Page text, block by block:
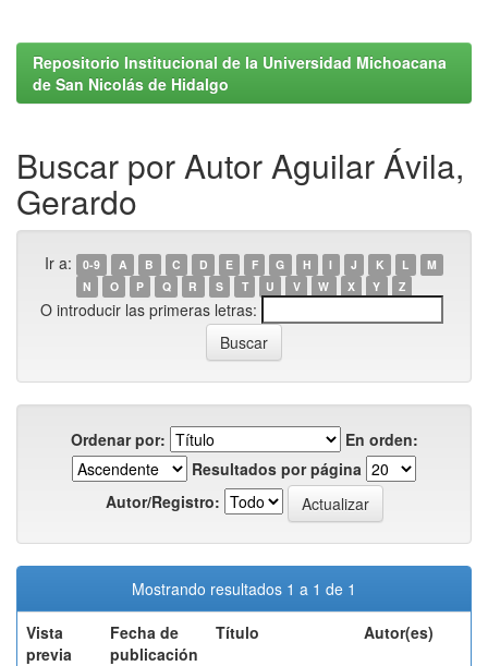
Repositorio Institucional de la Universidad Michoacana
de San Nicolás de Hidalgo
Buscar por Autor Aguilar Ávila,
Gerardo
Ir a: 0-9 A B C D E F G H I J K L
M
N
O P Q R S T U V W X Y Z
O introducir las primeras letras:
Ordenar por:
En orden:
Resultados por página
Autor/Registro:
Mostrando resultados 1 a 1 de 1
Vista
previa
Fecha de
publicación
Título Autor(es)